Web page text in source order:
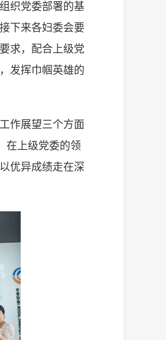
织党委部署的基
下来各妇委会要
求，配合上级党
发挥巾帼英雄的
作展望三个方面
在上级党委的领
优异成绩走在深